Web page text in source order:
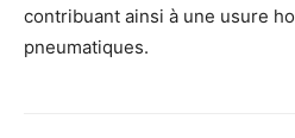
contribuant ainsi à une usure
pneumatiques.